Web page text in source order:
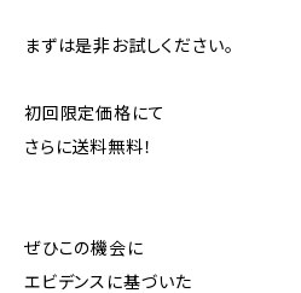
まずは是非お試しください。
初回限定価格にて
さらに送料無料！
ぜひこの機会に
エビデンスに基づいた